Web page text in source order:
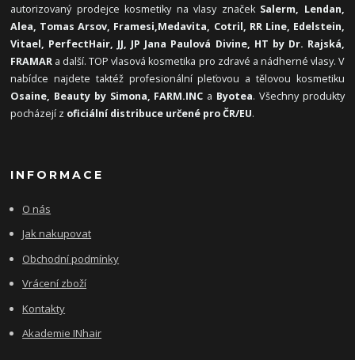
autorizovaný prodejce kosmetiky na vlasy značek Salerm, Lendan,
Alea, Tomas Arsov, Framesi,Medavita, Cotril, RR Line, Edelstein,
Vitael, PerfectHair, JJ, JP Jana Paulová Divine, HT by Dr. Rajská,
FRAMAR a další. TOP vlasová kosmetika pro zdravé a nádherné vlasy. V
nabídce najdete taktéž profesionální pleťovou a tělovou kosmetiku
Osaine, Beauty by Simona, FARM.INC a Byotea. Všechny produkty
pocházejí z oficiální distribuce určené pro ČR/EU.
INFORMACE
O nás
Jak nakupovat
Obchodní podmínky
Vrácení zboží
Kontakty
Akademie INhair